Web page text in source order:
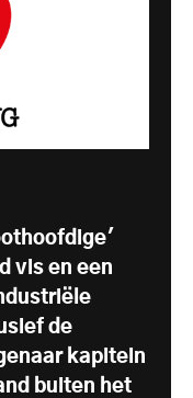
vis en een
de
kapitein
buiten het